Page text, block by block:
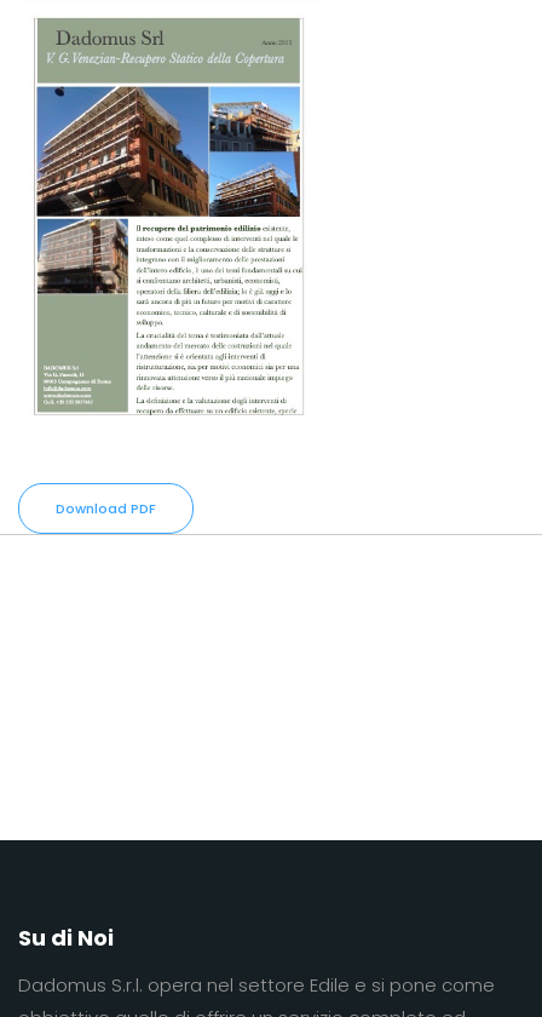
Download PDF
Su di Noi
Dadomus S.r.l. opera nel settore Edile e si pone come